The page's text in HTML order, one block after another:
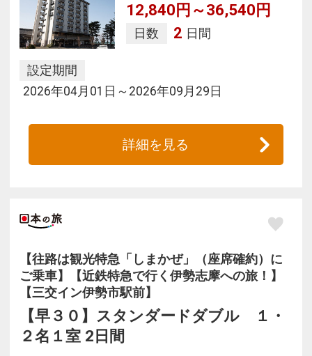
12,840円～36,540円
日数 2 日間
設定期間
2026年04月01日～2026年09月29日
詳細を見る
【往路は観光特急「しまかぜ」（座席確約）に
ご乗車】【近鉄特急で行く伊勢志摩への旅！】
【三交イン伊勢市駅前】
【早３０】スタンダードダブル １・
２名１室 2日間